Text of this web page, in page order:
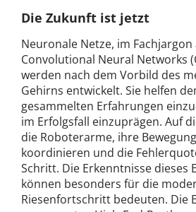
Die Zukunft ist jetzt
Neuronale Netze, im Fachjargon
Convolutional Neural Networks
werden nach dem Vorbild des
Gehirns entwickelt. Sie helfen
gesammelten Erfahrungen
im Erfolgsfall einzuprägen. Auf
die Roboterarme, ihre
koordinieren und die
Schritt. Die Erkenntnisse dieses
können besonders für die
Riesenfortschritt bedeuten. Die